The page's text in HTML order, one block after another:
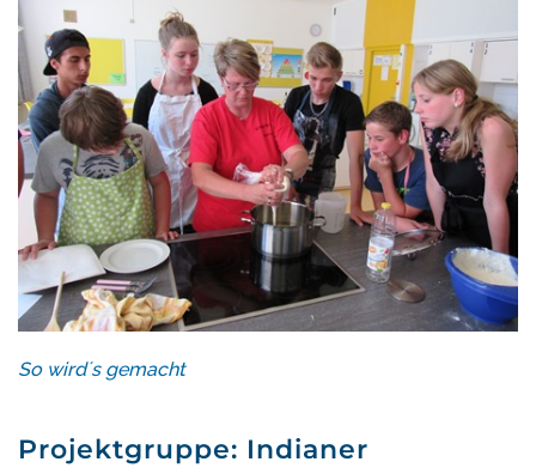
So wird´s gemacht
Projektgruppe: Indianer